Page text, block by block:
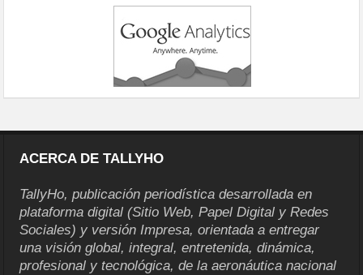
ACERCA DE TALLYHO
TallyHo, publicación periodística desarrollada en
plataforma digital (Sitio Web, Papel Digital y Redes
Sociales) y versión Impresa, orientada a entregar
una visión global, integral, entretenida, dinámica,
profesional y tecnológica, de la aeronáutica nacional